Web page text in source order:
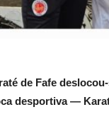
de Fafe
desportiva —